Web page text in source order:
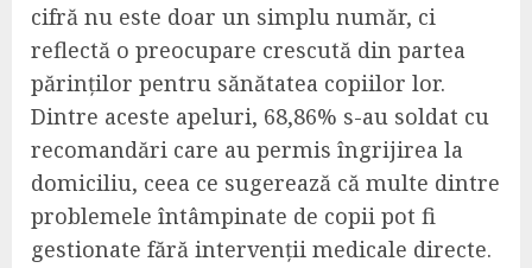
cifră nu este doar un simplu număr, ci
reflectă o preocupare crescută din partea
părinților pentru sănătatea copiilor lor.
Dintre aceste apeluri, 68,86% s-au soldat cu
recomandări care au permis îngrijirea la
domiciliu, ceea ce sugerează că multe dintre
problemele întâmpinate de copii pot fi
gestionate fără intervenții medicale directe.